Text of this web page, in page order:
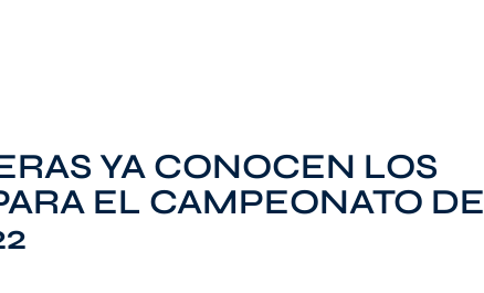
YA CONOCEN LOS
EL CAMPEONATO DE